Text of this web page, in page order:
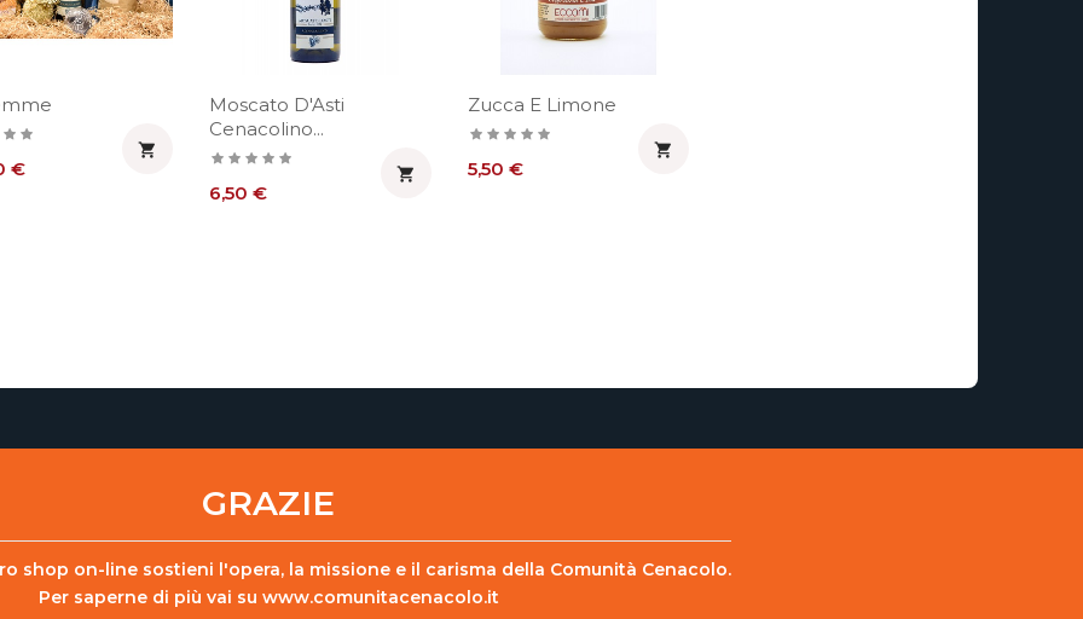
€

Moscato D'Asti
Cenacolino...
Prezzo
6,50 €

Zucca E Limone
Prezzo
5,50 €

GRAZIE
shop on-line sostieni l'opera, la missione e il carisma della Comunità Cenacolo.
Per saperne di più vai su www.comunitacenacolo.it